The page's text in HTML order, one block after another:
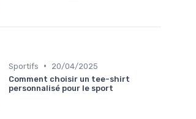
Sportifs •
20/04/2025
Comment choisir un tee-shirt
personnalisé pour le sport